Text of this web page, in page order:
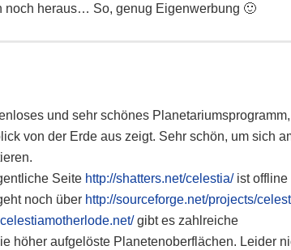
noch heraus… So, genug Eigenwerbung 🙂
und sehr schönes
von der Erde aus zeigt. Sehr schön, um sich
Seite http://shatters.net/celestia/ ist offline
noch über http://sourceforge.net/projects/
gibt es zahlreiche
höher aufgelöste Planetenoberflächen. Leider